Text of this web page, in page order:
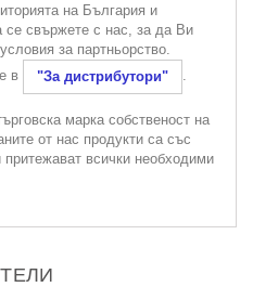
на България и
свържете с нас, за да Ви
за партньорство.
в
"За дистрибутори" .
марка собственост на
от нас продукти са със
притежават всички необходими